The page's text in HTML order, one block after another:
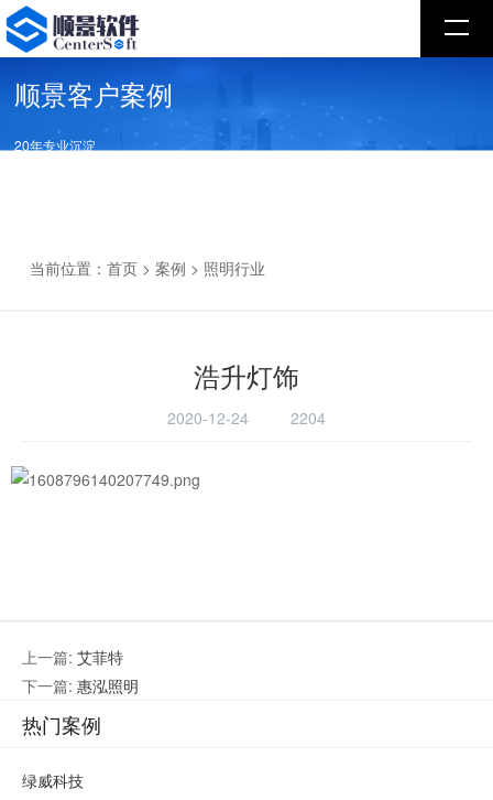
顺景客户案例
20年专业沉淀
当前位置：首页 >案例 > 照明行业
浩升灯饰
2020-12-24 2204
上一篇: 艾菲特
下一篇: 惠泓照明
热门案例
绿威科技